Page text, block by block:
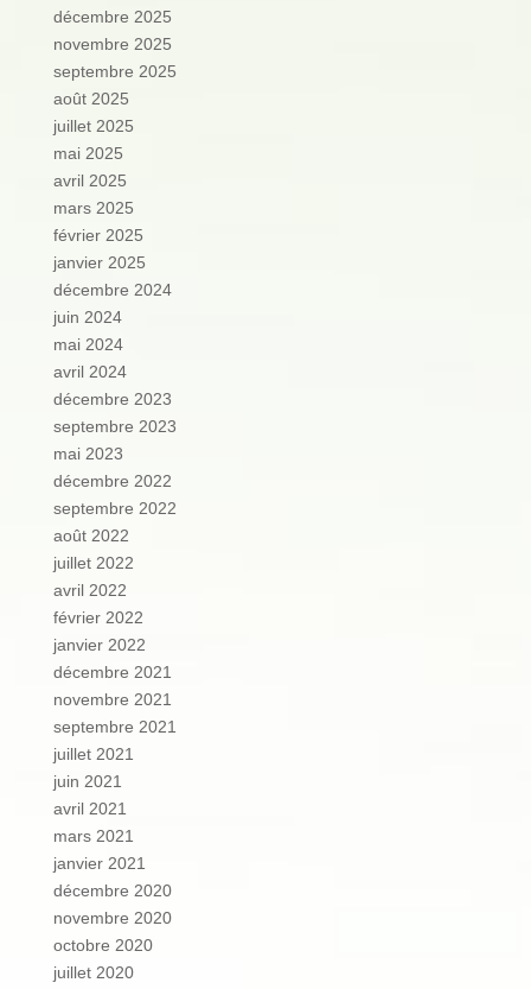
décembre 2025
novembre 2025
septembre 2025
août 2025
juillet 2025
mai 2025
avril 2025
mars 2025
février 2025
janvier 2025
décembre 2024
juin 2024
mai 2024
avril 2024
décembre 2023
septembre 2023
mai 2023
décembre 2022
septembre 2022
août 2022
juillet 2022
avril 2022
février 2022
janvier 2022
décembre 2021
novembre 2021
septembre 2021
juillet 2021
juin 2021
avril 2021
mars 2021
janvier 2021
décembre 2020
novembre 2020
octobre 2020
juillet 2020